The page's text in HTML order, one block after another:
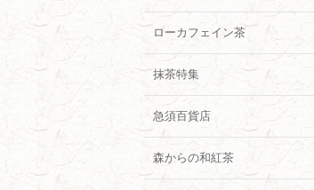
ローカフェイン茶
抹茶特集
急須百貨店
森からの和紅茶